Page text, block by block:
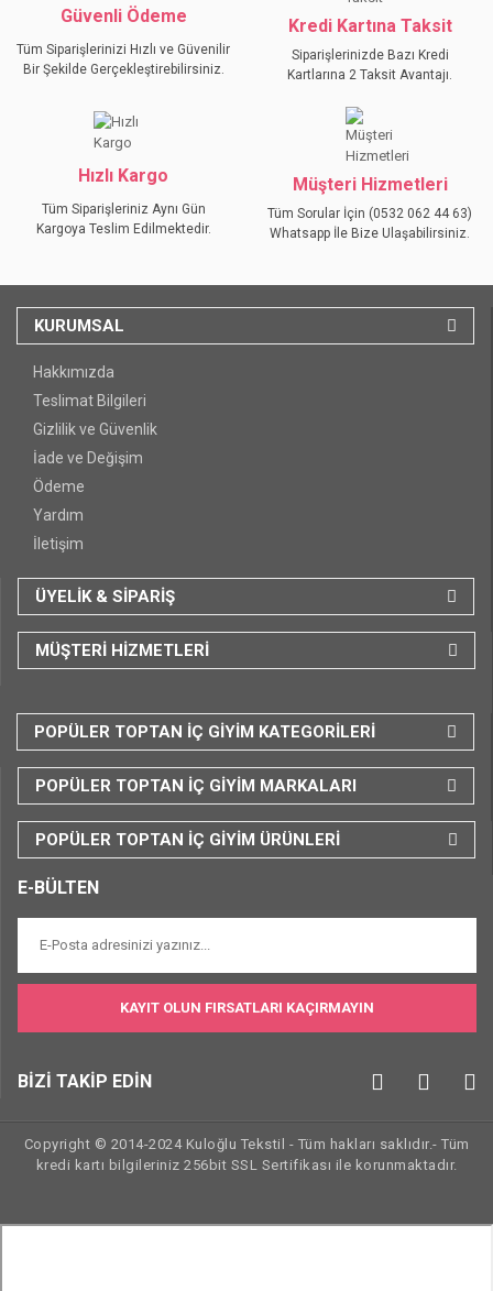
Güvenli Ödeme
Tüm Siparişlerinizi Hızlı ve Güvenilir
Bir Şekilde Gerçekleştirebilirsiniz.
Kredi Kartına Taksit
Siparişlerinizde Bazı Kredi
Kartlarına 2 Taksit Avantajı.
Hızlı Kargo
Tüm Siparişleriniz Aynı Gün
Kargoya Teslim Edilmektedir.
Müşteri Hizmetleri
Tüm Sorular İçin (0532 062 44 63)
Whatsapp İle Bize Ulaşabilirsiniz.
KURUMSAL
Hakkımızda
Teslimat Bilgileri
Gizlilik ve Güvenlik
İade ve Değişim
Ödeme
Yardım
İletişim
ÜYELİK & SİPARİŞ
MÜŞTERİ HİZMETLERİ
POPÜLER TOPTAN İÇ GİYİM KATEGORİLERİ
POPÜLER TOPTAN İÇ GİYİM MARKALARI
POPÜLER TOPTAN İÇ GİYİM ÜRÜNLERİ
E-BÜLTEN
KAYIT OLUN FIRSATLARI KAÇIRMAYIN
BİZİ TAKİP EDİN
Copyright © 2014-2024 Kuloğlu Tekstil - Tüm hakları saklıdır.- Tüm
kredi kartı bilgileriniz 256bit SSL Sertifikası ile korunmaktadır.